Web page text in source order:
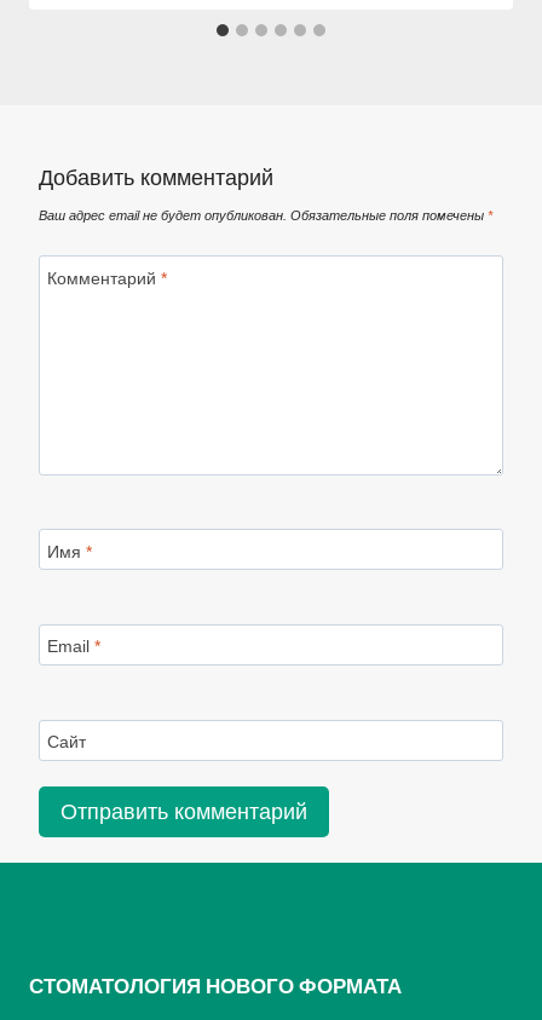
Добавить комментарий
Ваш адрес email не будет опубликован. Обязательные поля помечены *
Комментарий *
Имя *
Email *
Сайт
СТОМАТОЛОГИЯ НОВОГО ФОРМАТА